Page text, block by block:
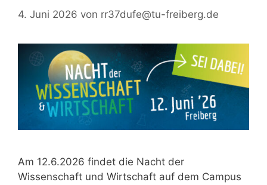
4. Juni 2026 von rr37dufe@tu-freiberg.de
Am 12.6.2026 findet die Nacht der
Wissenschaft und Wirtschaft auf dem Campus